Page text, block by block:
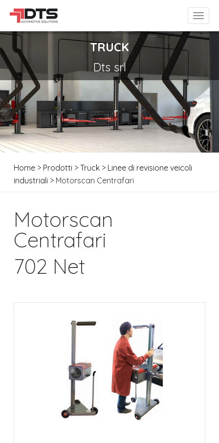
TRUCK
Dts srl
Home > Prodotti >Truck > Linee di revisione veicoli
industriali > Motorscan Centrafari
Motorscan
Centrafari
702 Net